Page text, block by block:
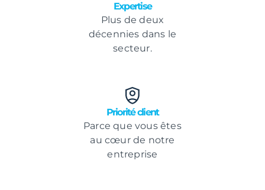
Expertise
Plus de deux
décennies dans le
secteur.
Priorité client
Parce que vous êtes
au cœur de notre
entreprise